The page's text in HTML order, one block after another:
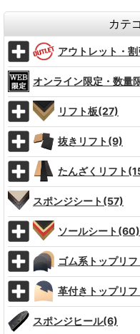
カテ
アウトレット・
オンライン限定・数量
リフト板(27)
抜きリフト(9)
たんざくリフト
スポンジシート(57)
ソールシート(60)
ゴム系トップリ
革付きトップリ
スポンジヒール(6)